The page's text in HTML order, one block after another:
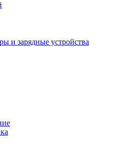
и зарядные устройства